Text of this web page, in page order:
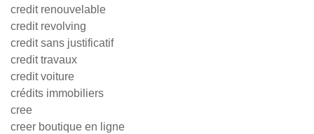
credit renouvelable
credit revolving
credit sans justificatif
credit travaux
credit voiture
crédits immobiliers
cree
creer boutique en ligne